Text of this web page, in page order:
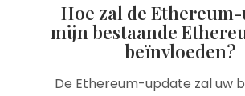
Hoe zal de
mijn bestaande
beïnvloeden?
De Ethereum-update zal uw